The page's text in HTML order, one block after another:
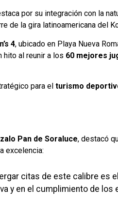
por su integración con la
de la gira latinoamericana del
4, ubicado en Playa Nueva
hito al reunir a los 60 mejores
para el turismo
Pan de Soraluce, destacó
excelencia:
citas de este calibre es
y en el cumplimiento de los